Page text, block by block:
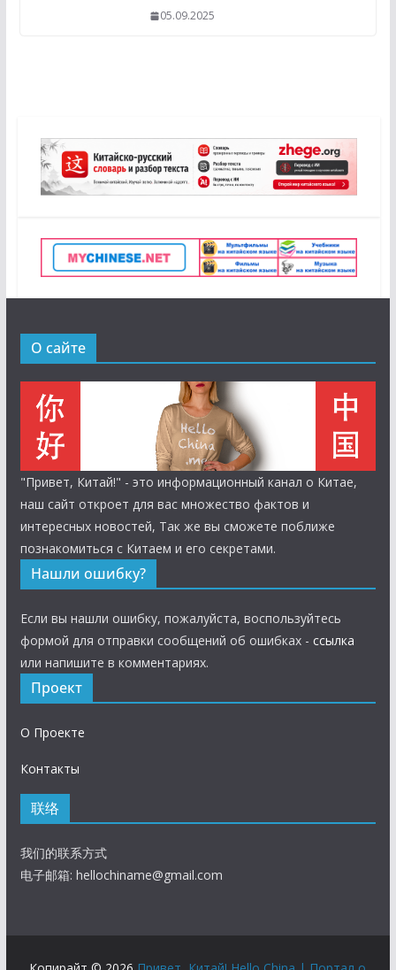
05.09.2025
О сайте
"Привет, Китай!" - это информационный канал о Китае,
наш сайт откроет для вас множество фактов и
интересных новостей, Так же вы сможете поближе
познакомиться с Китаем и его секретами.
Нашли ошибку?
Если вы нашли ошибку, пожалуйста, воспользуйтесь
формой для отправки сообщений об ошибках - ссылка
или напишите в комментариях.
Проект
О Проекте
Контакты
联络
我们的联系方式
电子邮箱: hellochiname@gmail.com